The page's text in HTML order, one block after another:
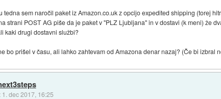
tedna sem naročil paket iz Amazon.co.uk z opcijo expedited shipping (torej
strani POST AG piše da je paket v "PLZ Ljubljana" in v dostavi (k meni) že
kaki drugi dostavni službi?
bo prišel v času, ali lahko zahtevam od Amazona denar nazaj? (Če bi izbral
1. dec 2017, 16:25